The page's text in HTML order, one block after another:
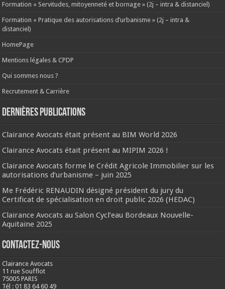
Formation « Servitudes, mitoyenneté et bornage » (2j – intra & distanciel)
Formation « Pratique des autorisations d’urbanisme » (2j – intra &
distanciel)
HomePage
Mentions légales & CPDP
Qui sommes nous ?
Recrutement & Carrière
Dernières publications
Clairance Avocats était présent au BIM World 2026
Clairance Avocats était présent au MIPIM 2026 !
Clairance Avocats forme le Crédit Agricole Immobilier sur les
autorisations d’urbanisme – juin 2025
Me Frédéric RENAUDIN désigné président du jury du
Certificat de spécialisation en droit public 2026 (HEDAC)
Clairance Avocats au Salon Cycl’eau Bordeaux Nouvelle-
Aquitaine 2025
Contactez-nous
Clairance Avocats
11 rue Soufflot
75005 PARIS
Tél : 01 83 64 60 49